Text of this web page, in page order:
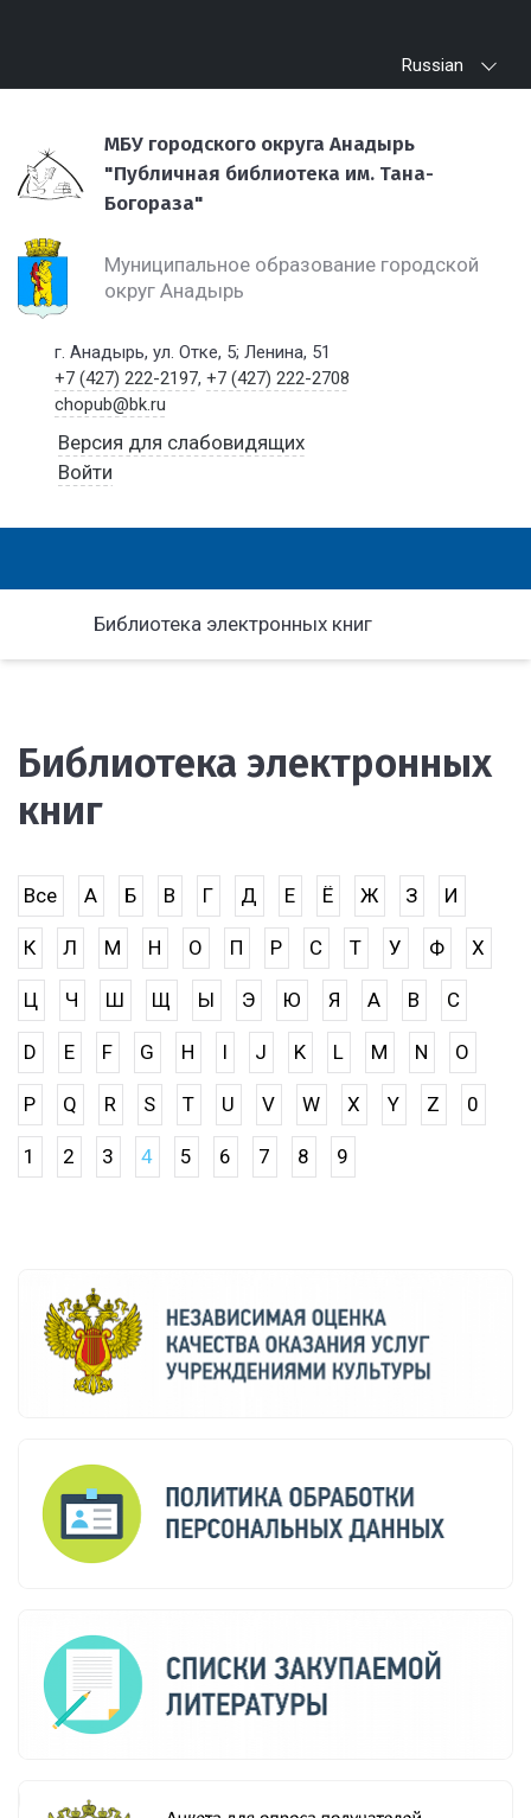
Russian
МБУ городского округа Анадырь
"Публичная библиотека им. Тана-
Богораза"
Муниципальное образование городской
округ Анадырь
г. Анадырь, ул. Отке, 5; Ленина, 51
+7 (427) 222-2197,+7 (427) 222-2708
chopub@bk.ru
Версия для слабовидящих
Войти
Библиотека электронных книг
Библиотека электронных
книг
Все А Б В Г Д Е Ё Ж З И
К Л М Н О П Р С Т У Ф Х
Ц Ч Ш Щ Ы Э Ю Я A B C
D E F G H I J K L M N O
P Q R S T U V W X Y Z 0
1 2 3 4 5 6 7 8 9